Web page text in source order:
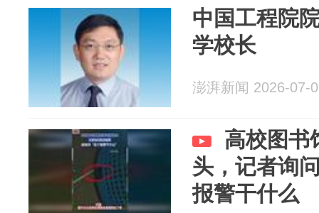
中国工程院
学校长
澎湃新闻 2026-07-
高校图书
头，记者询
报警干什么